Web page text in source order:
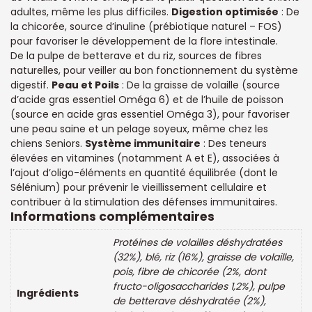
adultes, même les plus difficiles. Digestion optimisée : De
la chicorée, source d’inuline (prébiotique naturel – FOS)
pour favoriser le développement de la flore intestinale.
De la pulpe de betterave et du riz, sources de fibres
naturelles, pour veiller au bon fonctionnement du système
digestif. Peau et Poils : De la graisse de volaille (source
d’acide gras essentiel Oméga 6) et de l’huile de poisson
(source en acide gras essentiel Oméga 3), pour favoriser
une peau saine et un pelage soyeux, même chez les
chiens Seniors. Système immunitaire : Des teneurs
élevées en vitamines (notamment A et E), associées à
l’ajout d’oligo-éléments en quantité équilibrée (dont le
Sélénium) pour prévenir le vieillissement cellulaire et
contribuer à la stimulation des défenses immunitaires.
Informations complémentaires
Ingrédients
Protéines de volailles déshydratées
(32%), blé, riz (16%), graisse de volaille,
pois, fibre de chicorée (2%, dont
fructo-oligosaccharides 1,2%), pulpe
de betterave déshydratée (2%),